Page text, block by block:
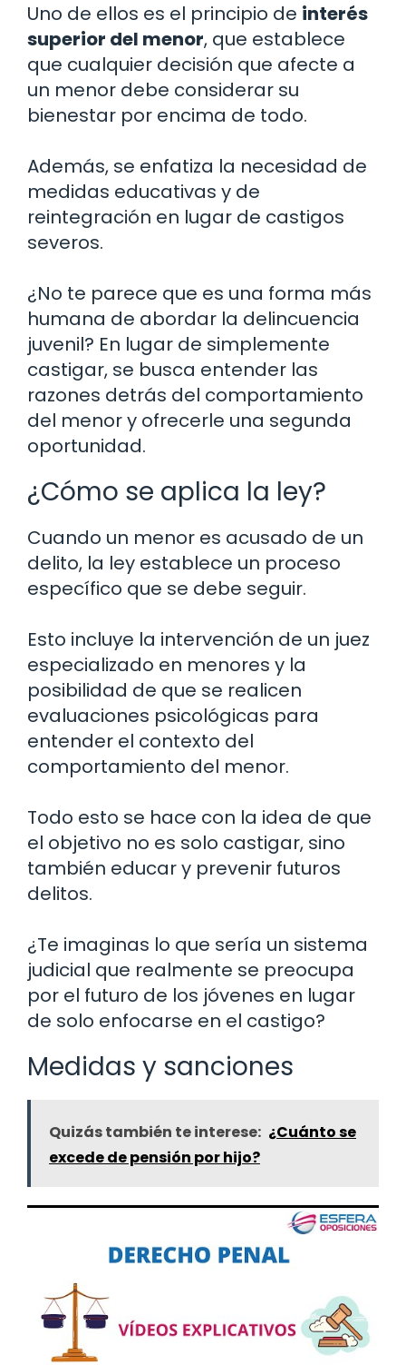
Uno de ellos es el principio de interés
superior del menor, que establece
que cualquier decisión que afecte a
un menor debe considerar su
bienestar por encima de todo.
Además, se enfatiza la necesidad de
medidas educativas y de
reintegración en lugar de castigos
severos.
¿No te parece que es una forma más
humana de abordar la delincuencia
juvenil? En lugar de simplemente
castigar, se busca entender las
razones detrás del comportamiento
del menor y ofrecerle una segunda
oportunidad.
¿Cómo se aplica la ley?
Cuando un menor es acusado de un
delito, la ley establece un proceso
específico que se debe seguir.
Esto incluye la intervención de un juez
especializado en menores y la
posibilidad de que se realicen
evaluaciones psicológicas para
entender el contexto del
comportamiento del menor.
Todo esto se hace con la idea de que
el objetivo no es solo castigar, sino
también educar y prevenir futuros
delitos.
¿Te imaginas lo que sería un sistema
judicial que realmente se preocupa
por el futuro de los jóvenes en lugar
de solo enfocarse en el castigo?
Medidas y sanciones
Quizás también te interese: ¿Cuánto se
excede de pensión por hijo?